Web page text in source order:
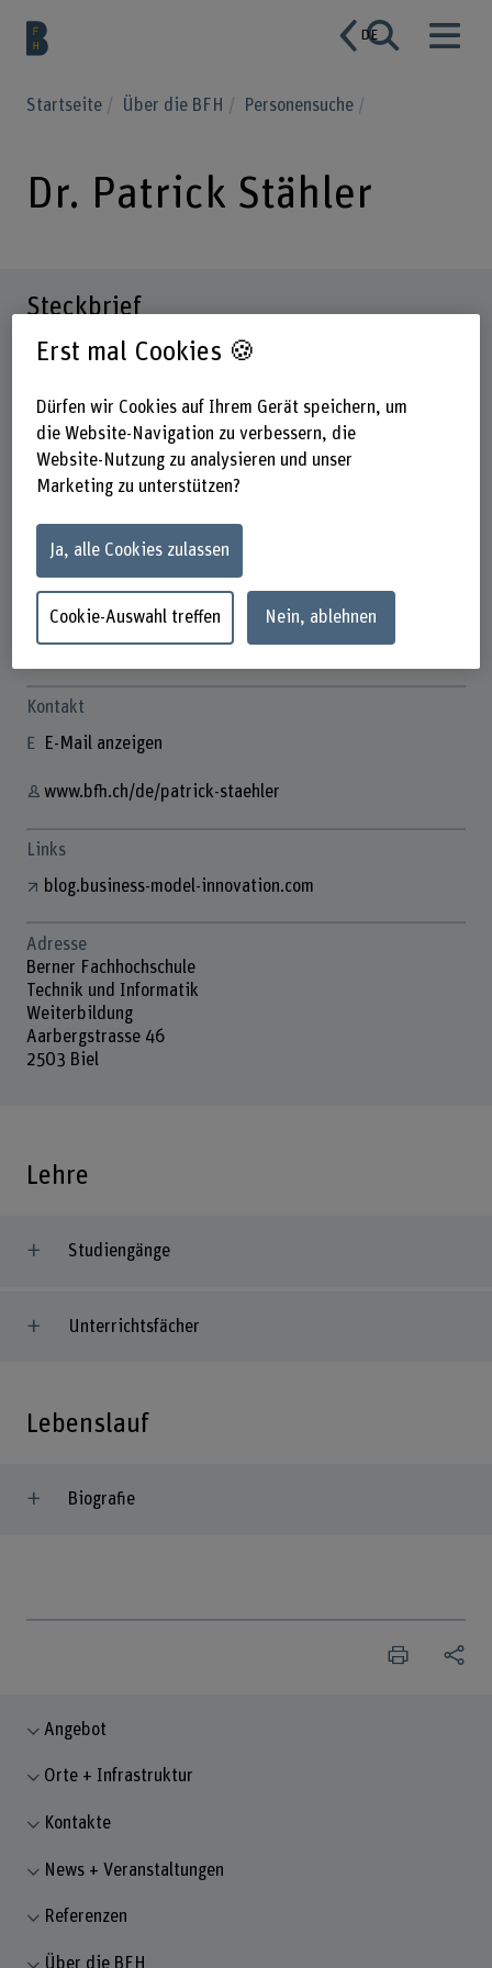
DE
Startseite Über die BFH Personensuche
Dr. Patrick Stähler
Steckbrief
Dr. Patrick Stähler
Lehrbeauftragte/r
Kontakt
E-Mail anzeigen
www.bfh.ch/de/patrick-staehler
Links
blog.business-model-innovation.com
Adresse
Berner Fachhochschule
Technik und Informatik
Weiterbildung
Aarbergstrasse 46
2503 Biel
Lehre
Studiengänge
Unterrichtsfächer
Lebenslauf
Biografie
Angebot
Orte + Infrastruktur
Kontakte
News + Veranstaltungen
Referenzen
Über die BFH
Erst mal Cookies 🍪
Dürfen wir Cookies auf Ihrem Gerät speichern, um
die Website-Navigation zu verbessern, die
Website-Nutzung zu analysieren und unser
Marketing zu unterstützen?
Ja, alle Cookies zulassen
Cookie-Auswahl treffen Nein, ablehnen